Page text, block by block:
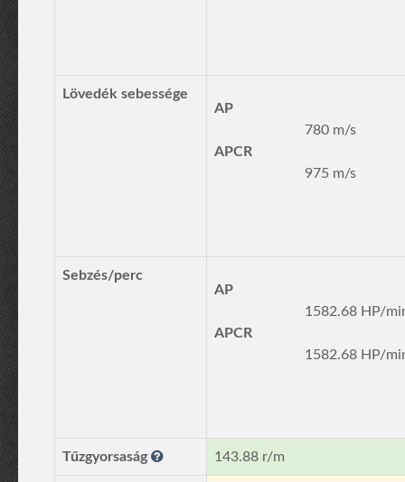
Lövedék sebessége
AP
780 m/s
APCR
975 m/s
Sebzés/perc
AP
1582.68 HP/
APCR
1582.68 HP/
Tűzgyorsaság 143.88 r/m